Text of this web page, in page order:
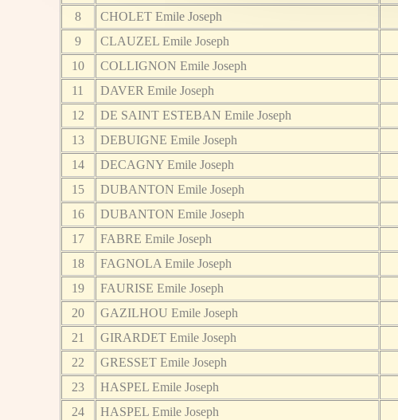
8
CHOLET Emile Joseph
9
CLAUZEL Emile Joseph
10
COLLIGNON Emile Joseph
11
DAVER Emile Joseph
12
DE SAINT ESTEBAN Emile Joseph
13
DEBUIGNE Emile Joseph
14
DECAGNY Emile Joseph
15
DUBANTON Emile Joseph
16
DUBANTON Emile Joseph
17
FABRE Emile Joseph
18
FAGNOLA Emile Joseph
19
FAURISE Emile Joseph
20
GAZILHOU Emile Joseph
21
GIRARDET Emile Joseph
22
GRESSET Emile Joseph
23
HASPEL Emile Joseph
24
HASPEL Emile Joseph